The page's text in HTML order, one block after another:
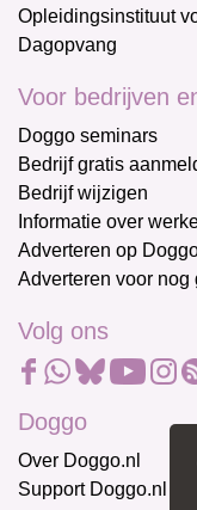
Opleidingsinstituut
Dagopvang
Voor bedrijven
Doggo seminars
Bedrijf gratis
Bedrijf wijzigen
Informatie over
Adverteren op
Adverteren voor nog
Volg ons
Doggo
Over Doggo.nl
Support Doggo.nl